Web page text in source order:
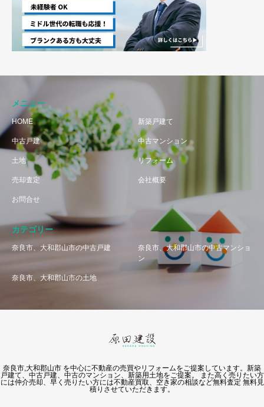
メニュー
HOME 新築戸建て
中古戸建 中古マンション
土地 リフォーム
売却査定 会社概要
お問合せ
カテゴリー
奈良市、大和郡山市の中古戸建
奈良市、大和郡山市の中古マンショ
ン
奈良市、大和郡山市の土地
奈良市,大和郡山市 を中心に不動産の売買やリフォームをご提案しています。新築
戸建て、中古戸建、中古のマンション、新築用土地をご提案。 また高く売りたい方
には仲介売却、早く売りたい方には不動産買取、空き家の相談など無料査定 無料見
積りさせていただきます。